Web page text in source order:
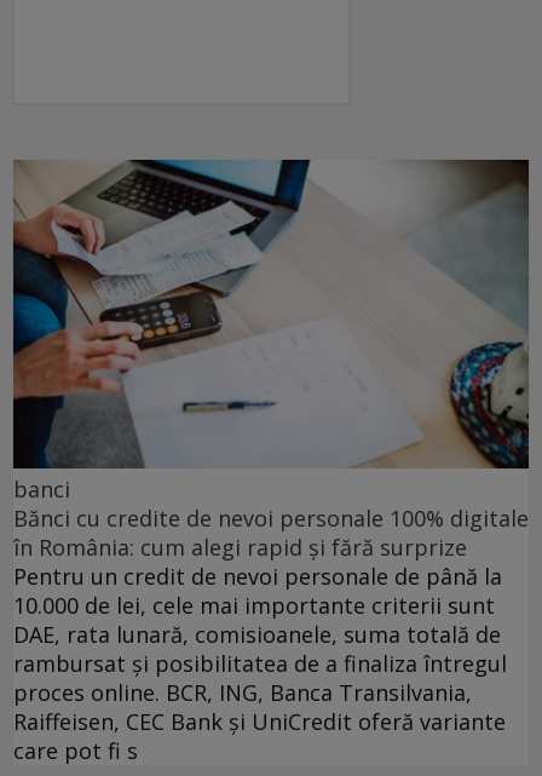
banci
Bănci cu credite de nevoi personale 100% digitale
în România: cum alegi rapid și fără surprize
Pentru un credit de nevoi personale de până la
10.000 de lei, cele mai importante criterii sunt
DAE, rata lunară, comisioanele, suma totală de
rambursat și posibilitatea de a finaliza întregul
proces online. BCR, ING, Banca Transilvania,
Raiffeisen, CEC Bank și UniCredit oferă variante
care pot fi s